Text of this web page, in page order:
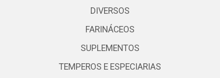
DIVERSOS
FARINÁCEOS
SUPLEMENTOS
TEMPEROS E ESPECIARIAS